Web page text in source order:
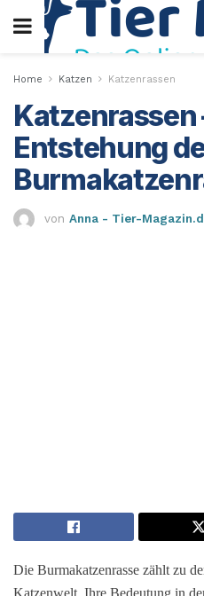
Home Katzen Katzenrassen
Katzenrassen
Entstehung
von Anna - Tier-
Die Burmakatzenrasse zählt zu
Katzenwelt. Ihre Bedeutung in